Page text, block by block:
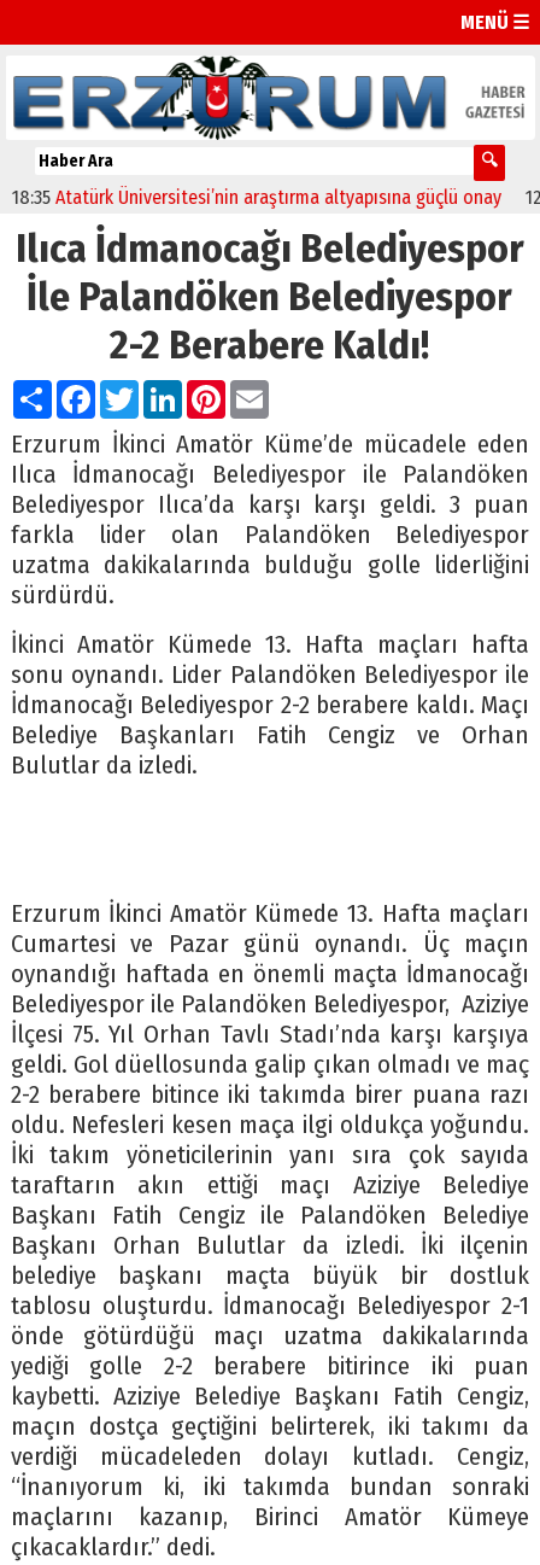
MENÜ ☰
Atatürk Üniversitesi’nin araştırma altyapısına güçlü onay 12:04
Ilıca İdmanocağı Belediyespor
İle Palandöken Belediyespor
2-2 Berabere Kaldı!
PaylaşFacebook
TwitterLinkedIn
Pinterest
Email
Erzurum İkinci Amatör Küme’de mücadele eden
Ilıca İdmanocağı Belediyespor ile Palandöken
Belediyespor Ilıca’da karşı karşı geldi. 3 puan
farkla lider olan Palandöken Belediyespor
uzatma dakikalarında bulduğu golle liderliğini
sürdürdü.
İkinci Amatör Kümede 13. Hafta maçları hafta
sonu oynandı. Lider Palandöken Belediyespor ile
İdmanocağı Belediyespor 2-2 berabere kaldı. Maçı
Belediye Başkanları Fatih Cengiz ve Orhan
Bulutlar da izledi.
Erzurum İkinci Amatör Kümede 13. Hafta maçları
Cumartesi ve Pazar günü oynandı. Üç maçın
oynandığı haftada en önemli maçta İdmanocağı
Belediyespor ile Palandöken Belediyespor, Aziziye
İlçesi 75. Yıl Orhan Tavlı Stadı’nda karşı karşıya
geldi. Gol düellosunda galip çıkan olmadı ve maç
2-2 berabere bitince iki takımda birer puana razı
oldu. Nefesleri kesen maça ilgi oldukça yoğundu.
İki takım yöneticilerinin yanı sıra çok sayıda
taraftarın akın ettiği maçı Aziziye Belediye
Başkanı Fatih Cengiz ile Palandöken Belediye
Başkanı Orhan Bulutlar da izledi. İki ilçenin
belediye başkanı maçta büyük bir dostluk
tablosu oluşturdu. İdmanocağı Belediyespor 2-1
önde götürdüğü maçı uzatma dakikalarında
yediği golle 2-2 berabere bitirince iki puan
kaybetti. Aziziye Belediye Başkanı Fatih Cengiz,
maçın dostça geçtiğini belirterek, iki takımı da
verdiği mücadeleden dolayı kutladı. Cengiz,
“İnanıyorum ki, iki takımda bundan sonraki
maçlarını kazanıp, Birinci Amatör Kümeye
çıkacaklardır.” dedi.